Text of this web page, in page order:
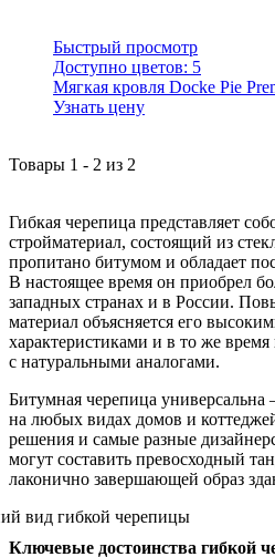
Быстрый просмотр
Доступно цветов: 5
Мягкая кровля Docke Pie
Узнать цену
Товары 1 - 2 из 2
Гибкая черепица представляет
стройматериал, состоящий из
пропитано битумом и обладает
В настоящее время он приобрел
западных странах и в России.
материал объясняется его
характеристиками и в то же
с натуральными аналогами.
Битумная черепица универсальна
на любых видах домов и
решения и самые разные
могут составить превосходный
лаконично завершающей образ
Ключевые достоинства гибкой